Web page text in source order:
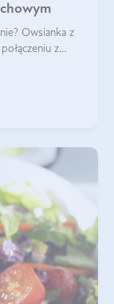
Owsianka z
z